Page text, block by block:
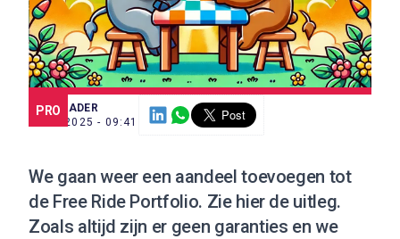
PRO
SCE TRADER
8 MEI 2025 - 09:41
We gaan weer een aandeel toevoegen tot
de Free Ride Portfolio. Zie hier de uitleg.
Zoals altijd zijn er geen garanties en we